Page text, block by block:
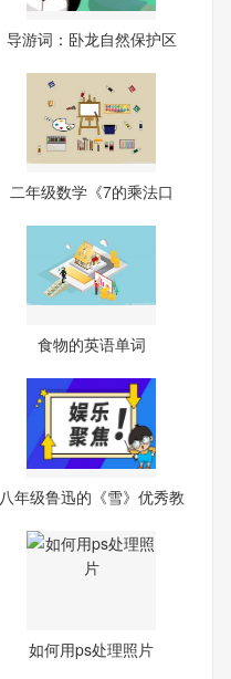
导游词：卧龙自然保护区
二年级数学《7的乘法口
食物的英语单词
八年级鲁迅的《雪》优秀教
如何用ps处理照片